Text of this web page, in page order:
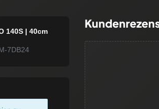
140S | 40cm
7DB24